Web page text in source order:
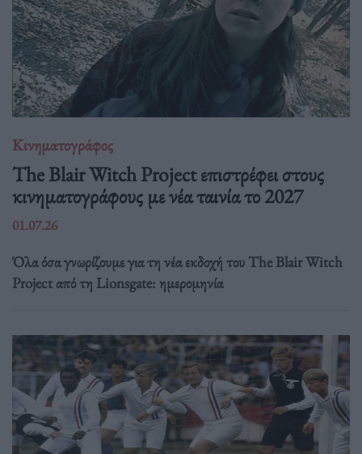
Κινηματογράφος
The Blair Witch Project επιστρέφει στους
κινηματογράφους με νέα ταινία το 2027
01.07.26
Όλα όσα γνωρίζουμε για τη νέα εκδοχή του The Blair Witch
Project από τη Lionsgate: ημερομηνία